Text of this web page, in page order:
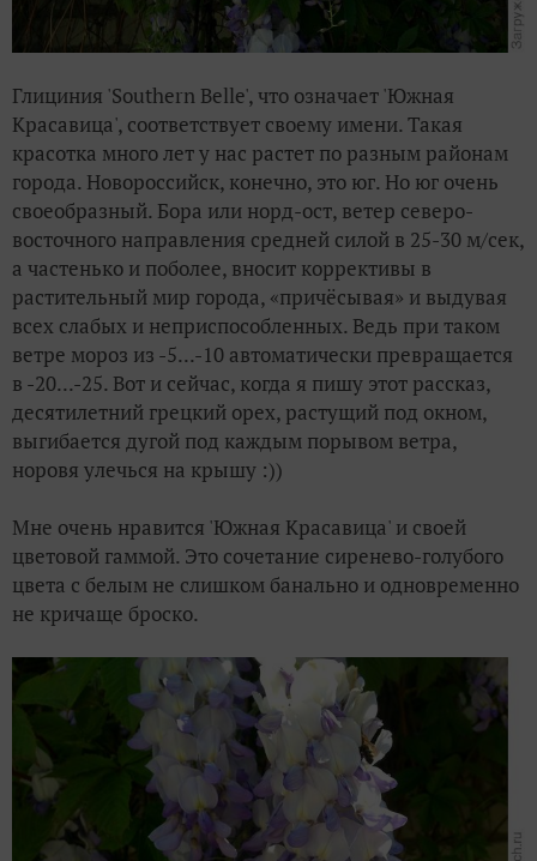
Глициния 'Southern Belle', что означает 'Южная
Красавица', соответствует своему имени. Такая
красотка много лет у нас растет по разным районам
города. Новороссийск, конечно, это юг. Но юг очень
своеобразный. Бора или норд-ост, ветер северо-
восточного направления средней силой в 25-30 м/сек,
а частенько и поболее, вносит коррективы в
растительный мир города, «причёсывая» и выдувая
всех слабых и неприспособленных. Ведь при таком
ветре мороз из -5...-10 автоматически превращается
в -20...-25. Вот и сейчас, когда я пишу этот рассказ,
десятилетний грецкий орех, растущий под окном,
выгибается дугой под каждым порывом ветра,
норовя улечься на крышу :))
Мне очень нравится 'Южная Красавица' и своей
цветовой гаммой. Это сочетание сиренево-голубого
цвета с белым не слишком банально и одновременно
не кричаще броско.